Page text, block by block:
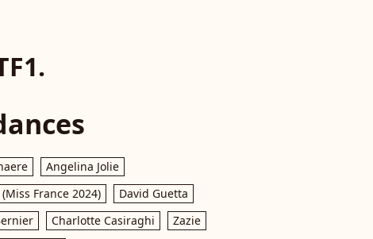
Angelina Jolie
France 2024)
David Guetta
Charlotte Casiraghi
Zazie